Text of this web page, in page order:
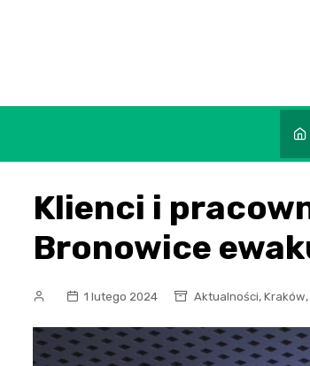
Klienci i
Bronowice
1 lutego 2024 Aktualności, Kraków,